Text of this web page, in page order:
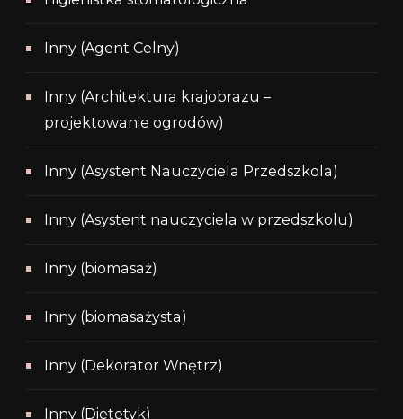
Inny (Agent Celny)
Inny (Architektura krajobrazu –
projektowanie ogrodów)
Inny (Asystent Nauczyciela Przedszkola)
Inny (Asystent nauczyciela w przedszkolu)
Inny (biomasaż)
Inny (biomasażysta)
Inny (Dekorator Wnętrz)
Inny (Dietetyk)